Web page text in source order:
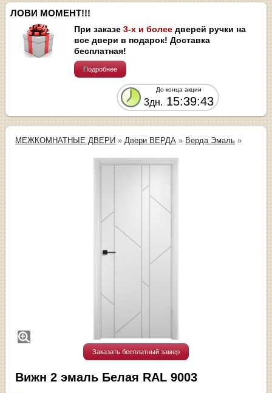
ЛОВИ МОМЕНТ!!!
При заказе3-х и более дверей ручки на
все двери в подарок! Доставка
бесплатная!
Подробнее
До конца акции
3дн. 15:39:43
МЕЖКОМНАТНЫЕ ДВЕРИ » Двери ВЕРДА » Верда Эмаль »
Заказать бесплатный замер
Вижн 2 эмаль Белая RAL 9003